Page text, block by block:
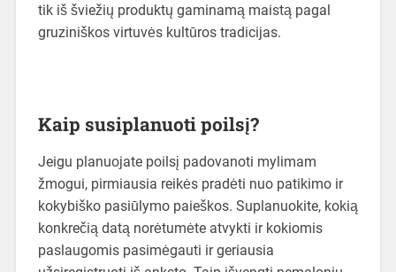
tik iš šviežių produktų gaminamą maistą pagal
gruziniškos virtuvės kultūros tradicijas.
Kaip susiplanuoti poilsį?
Jeigu planuojate poilsį padovanoti mylimam
žmogui, pirmiausia reikės pradėti nuo patikimo ir
kokybiško pasiūlymo paieškos. Suplanuokite, kokią
konkrečią datą norėtumėte atvykti ir kokiomis
paslaugomis pasimėgauti ir geriausia